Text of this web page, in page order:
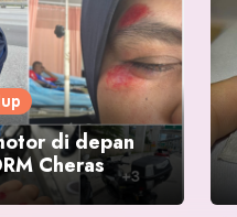
di depan
Cheras